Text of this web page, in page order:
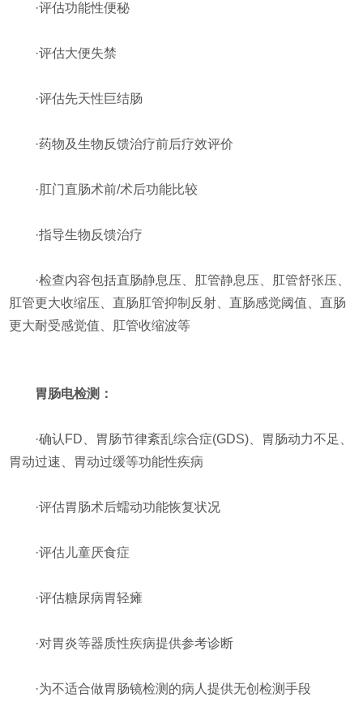
·评估功能性便秘
·评估大便失禁
·评估先天性巨结肠
·药物及生物反馈治疗前后疗效评价
·肛门直肠术前/术后功能比较
·指导生物反馈治疗
·检查内容包括直肠静息压、肛管静息压、肛管舒张压、
肛管更大收缩压、直肠肛管抑制反射、直肠感觉阈值、直肠
更大耐受感觉值、肛管收缩波等
胃肠电检测：
·确认FD、胃肠节律紊乱综合症(GDS)、胃肠动力不足、
胃动过速、胃动过缓等功能性疾病
·评估胃肠术后蠕动功能恢复状况
·评估儿童厌食症
·评估糖尿病胃轻瘫
·对胃炎等器质性疾病提供参考诊断
·为不适合做胃肠镜检测的病人提供无创检测手段